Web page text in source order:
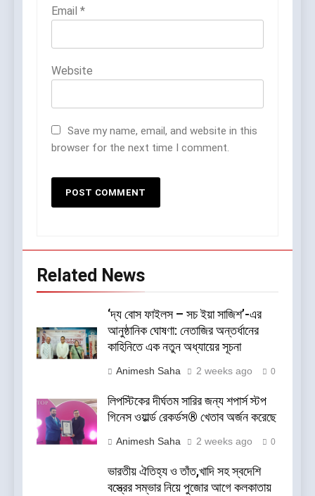
Email *
Website
Save my name, email, and website in this
browser for the next time I comment.
Related News
‘দ্য বোস ফাইলস – সচ ইয়া সাজিশ’-এর
আনুষ্ঠানিক ঘোষণা: নেতাজির অন্তর্ধানের
কাহিনিতে এক নতুন অধ্যায়ের সূচনা
Animesh Saha 2 weeks ago 0
লিপস্টিকের দীর্ঘতম সারির জন্য শপার্স স্টপ
গিনেস ওয়ার্ল্ড রেকর্ডস® খেতাব অর্জন করেছে
Animesh Saha 2 weeks ago 0
ভারতীয় ঐতিহ্য ও তাঁত,খাদি সহ স্বদেশি
বস্ত্রের সম্ভার নিয়ে পুজোর আগে কলকাতায়